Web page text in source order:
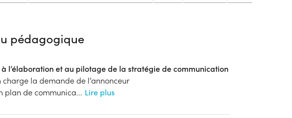
d'emploi, Tout public
d'informations
d'information
pédagogique
l’élaboration et au pilotage de la stratégie de communication
charge la demande de l’annonceur
plan de communica... Lire plus